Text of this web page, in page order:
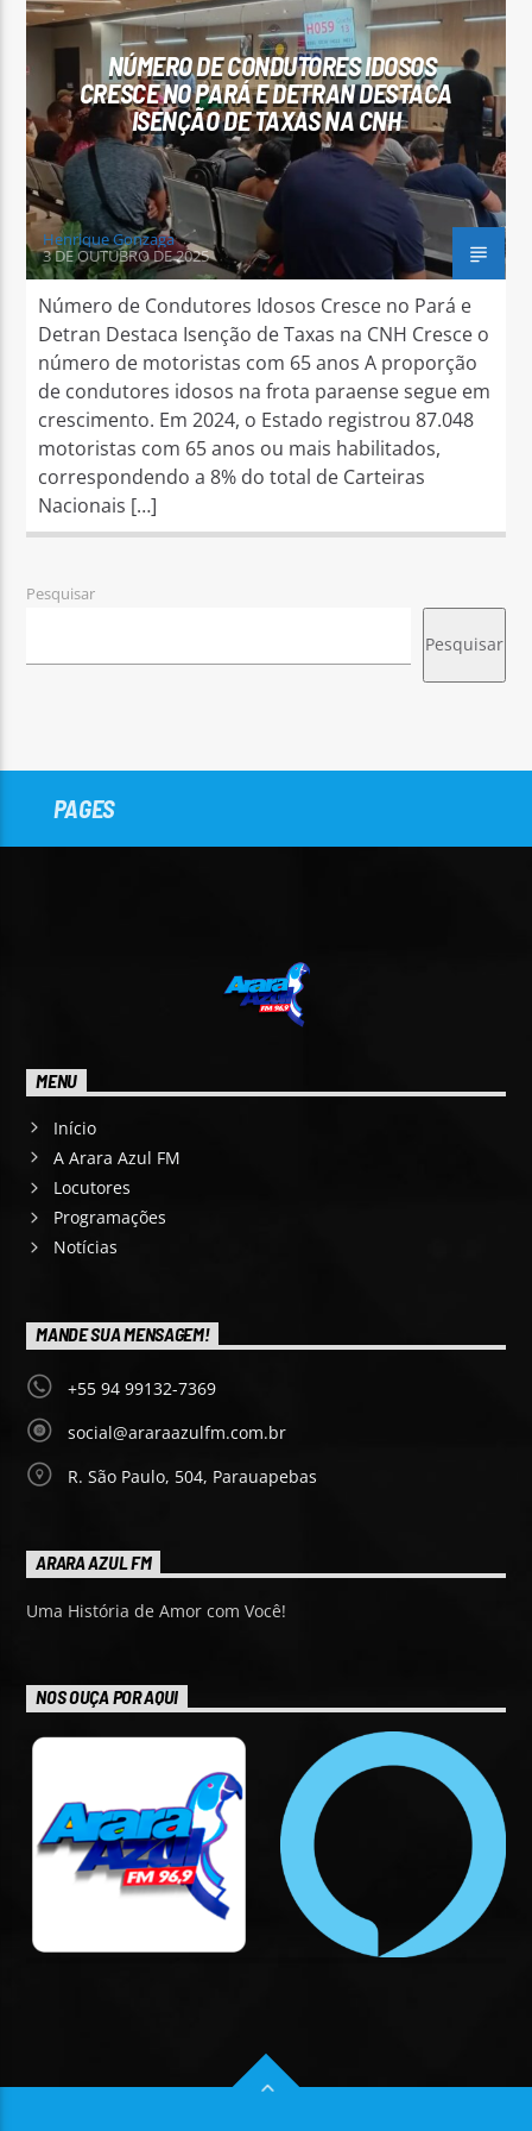
Arara Azul FM
NÚMERO DE CONDUTORES IDOSOS
CRESCE NO PARÁ E DETRAN DESTACA
ISENÇÃO DE TAXAS NA CNH
Henrique Gonzaga
3 DE OUTUBRO DE 2025
Número de Condutores Idosos Cresce no Pará e
Detran Destaca Isenção de Taxas na CNH Cresce o
número de motoristas com 65 anos A proporção
de condutores idosos na frota paraense segue em
crescimento. Em 2024, o Estado registrou 87.048
motoristas com 65 anos ou mais habilitados,
correspondendo a 8% do total de Carteiras
Nacionais […]
Pesquisar
Pesquisar
PAGES
MENU
Início
A Arara Azul FM
Locutores
Programações
Notícias
MANDE SUA MENSAGEM!
+55 94 99132-7369
social@araraazulfm.com.br
R. São Paulo, 504, Parauapebas
ARARA AZUL FM
Uma História de Amor com Você!
NOS OUÇA POR AQUI